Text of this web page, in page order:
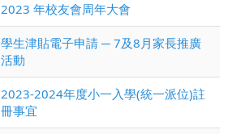
2023 年校友會周年大會
學生津貼電子申請 ─ 7及8月家長推廣
活動
2023-2024年度小一入學(統一派位)註
冊事宜